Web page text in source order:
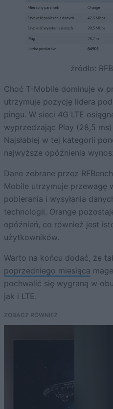
źródło:
Choć T-Mobile dominuje w
utrzymuje pozycję lidera
pingu. W sieci 4G LTE
wyprzedzając Play (28,5
Najsłabiej w tej kategorii
najwyższe opóźnienia
Dane zebrane przez
Mobile utrzymuje przewagę
pobierania i wysyłania
technologii. Orange
opóźnień, co również jest
użytkowników.
Warto na końcu dodać, że
poprzedniego miesiąca
pochwalić się wygraną w
jak i LTE.
ZOBACZ RÓWNIEŻ